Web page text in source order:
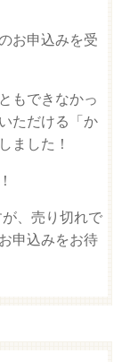
お申込みを受
もできなかっ
ただける「か
ました！
、売り切れで
申込みをお待